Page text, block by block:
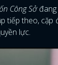
Công Sở
tiếp theo, cặp
lực.